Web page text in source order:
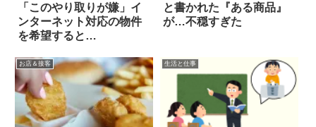
「このやり取りが嫌」イ
ンターネット対応の物件
を希望すると…
と書かれた『ある商品』
が…不穏すぎた
お店＆接客 生活と仕事